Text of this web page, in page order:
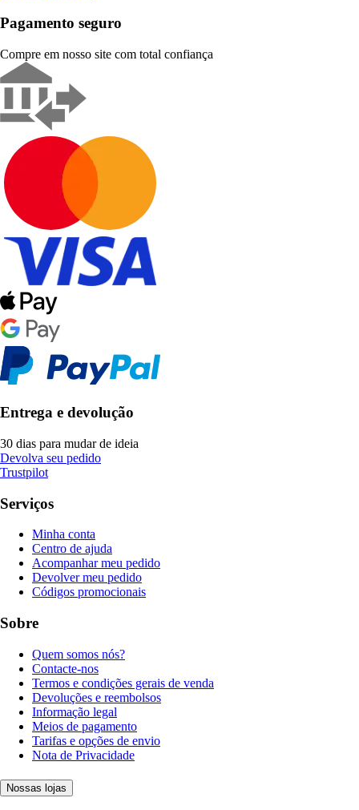
Pagamento seguro
Compre em nosso site com total confiança
Entrega e devolução
30 dias para mudar de ideia
Devolva seu pedido
Trustpilot
Serviços
Minha conta
Centro de ajuda
Acompanhar meu pedido
Devolver meu pedido
Códigos promocionais
Sobre
Quem somos nós?
Contacte-nos
Termos e condições gerais de venda
Devoluções e reembolsos
Informação legal
Meios de pagamento
Tarifas e opções de envio
Nota de Privacidade
Nossas lojas